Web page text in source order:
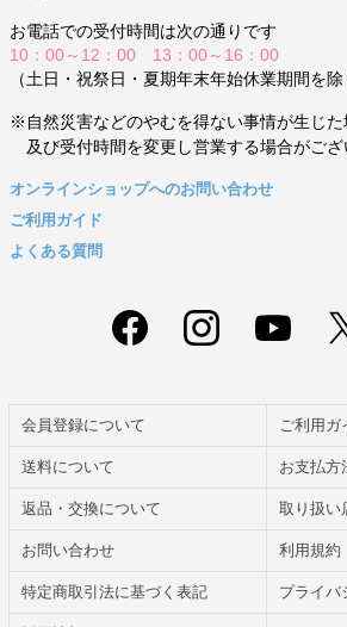
お電話での受付時間は次の通りです
10：00～12：00 13：00～16：00
（土日・祝祭日・夏期年末年始休業期間を除
※自然災害などのやむを得ない事情が生じ
及び受付時間を変更し営業する場合がござ
オンラインショップへのお問い合わせ
ご利用ガイド
よくある質問
会員登録について ご利用ガ
送料について お支払方
返品・交換について 取り扱い
お問い合わせ 利用規約
特定商取引法に基づく表記 プライバ